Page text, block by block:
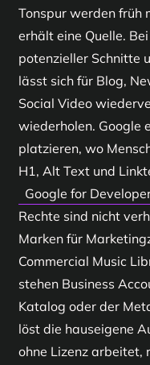
Tonspur werden früh
erhält eine Quelle.
potenzieller Schnitte
lässt sich für Blog,
Social Video
wiederholen. Google
platzieren, wo
H1, Alt Text und
Google for
Rechte sind nicht
Marken für
Commercial Music
stehen Business
Katalog oder der
löst die hauseigene
ohne Lizenz arbeitet,